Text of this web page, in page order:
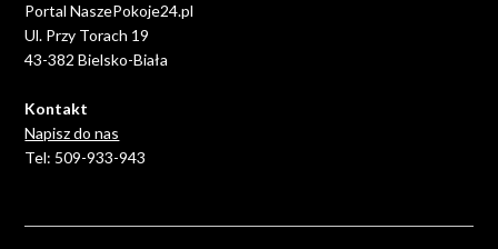
Portal NaszePokoje24.pl
Ul. Przy Torach 19
43-382 Bielsko-Biała
Kontakt
Napisz do nas
Tel: 509-933-943